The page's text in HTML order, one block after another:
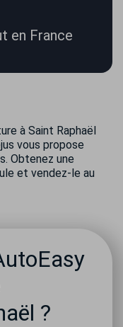
en France
à Saint Raphaël
vous propose
Obtenez une
et vendez-le au
?